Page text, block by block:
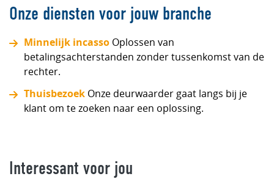
Onze diensten voor jouw branche
Minnelijk incasso Oplossen van
betalingsachterstanden zonder tussenkomst van de
rechter.
Thuisbezoek Onze deurwaarder gaat langs bij je
klant om te zoeken naar een oplossing.
Interessant voor jou